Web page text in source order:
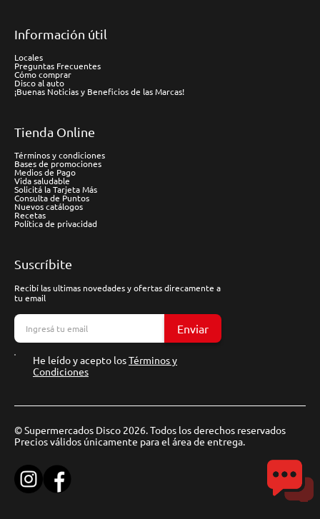
Información útil
Locales
Preguntas Frecuentes
Cómo comprar
Disco al auto
¡Buenas Noticias y Beneficios de las Marcas!
Tienda Online
Términos y condiciones
Bases de promociones
Medios de Pago
Vida saludable
Solicitá la Tarjeta Más
Consulta de Puntos
Nuevos catálogos
Recetas
Política de privacidad
Suscríbite
Recibí las ultimas novedades y ofertas direcamente a
tu email
Enviar
He leído y acepto losTérminos y
Condiciones
© Supermercados Disco 2026. Todos los derechos reservados
Precios válidos únicamente para el área de entrega.